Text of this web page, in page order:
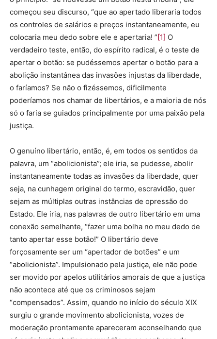
começou seu discurso, “que ao apertado liberaria todos
os controles de salários e preços instantaneamente, eu
colocaria meu dedo sobre ele e apertaria! ”[1] O
verdadeiro teste, então, do espírito radical, é o teste de
apertar o botão: se pudéssemos apertar o botão para a
abolição instantânea das invasões injustas da liberdade,
o faríamos? Se não o fizéssemos, dificilmente
poderíamos nos chamar de libertários, e a maioria de nós
só o faria se guiados principalmente por uma paixão pela
justiça.
O genuíno libertário, então, é, em todos os sentidos da
palavra, um “abolicionista”; ele iria, se pudesse, abolir
instantaneamente todas as invasões da liberdade, quer
seja, na cunhagem original do termo, escravidão, quer
sejam as múltiplas outras instâncias de opressão do
Estado. Ele iria, nas palavras de outro libertário em uma
conexão semelhante, “fazer uma bolha no meu dedo de
tanto apertar esse botão!” O libertário deve
forçosamente ser um “apertador de botões” e um
“abolicionista”. Impulsionado pela justiça, ele não pode
ser movido por apelos utilitários amorais de que a justiça
não acontece até que os criminosos sejam
“compensados”. Assim, quando no início do século XIX
surgiu o grande movimento abolicionista, vozes de
moderação prontamente apareceram aconselhando que